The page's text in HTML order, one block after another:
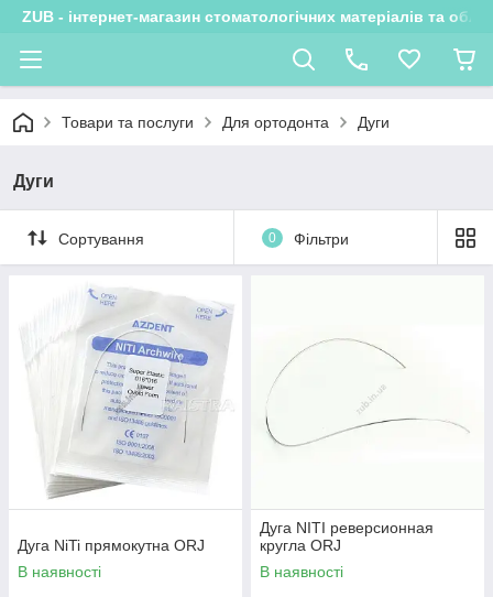
ZUB - інтернет-магазин стоматологічних матеріалів та
Товари та послуги Для ортодонта Дуги
Дуги
Сортування 0 Фільтри
Дуга NiTi прямокутна ORJ
В наявності
Дуга NITI реверсионная
кругла ORJ
В наявності